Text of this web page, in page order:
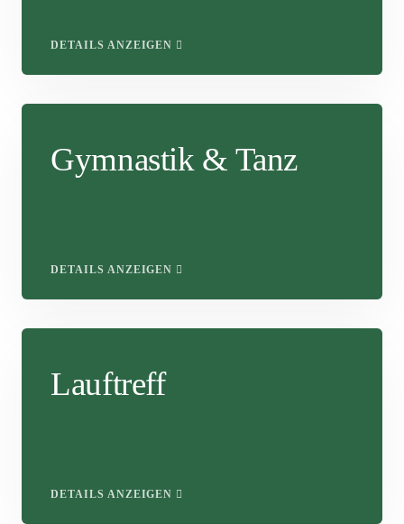
DETAILS ANZEIGEN
Gymnastik & Tanz
DETAILS ANZEIGEN
Lauftreff
DETAILS ANZEIGEN